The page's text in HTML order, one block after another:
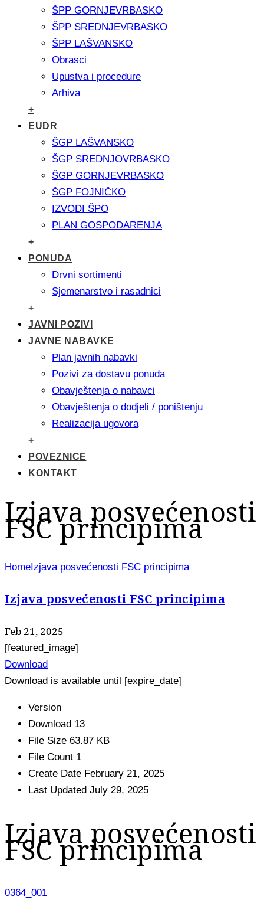
ŠPP GORNJEVRBASKO
ŠPP SREDNJEVRBASKO
ŠPP LAŠVANSKO
Obrasci
Upustva i procedure
Arhiva
+
EUDR
ŠGP LAŠVANSKO
ŠGP SREDNJOVRBASKO
ŠGP GORNJEVRBASKO
ŠGP FOJNIČKO
IZVODI ŠPO
PLAN GOSPODARENJA
+
PONUDA
Drvni sortimenti
Sjemenarstvo i rasadnici
+
JAVNI POZIVI
JAVNE NABAVKE
Plan javnih nabavki
Pozivi za dostavu ponuda
Obavještenja o nabavci
Obavještenja o dodjeli / poništenju
Realizacija ugovora
+
POVEZNICE
KONTAKT
Izjava posvećenosti
FSC principima
HomeIzjava posvećenosti FSC principima
Izjava posvećenosti FSC principima
Feb 21, 2025
[featured_image]
Download
Download is available until [expire_date]
Version
Download 13
File Size 63.87 KB
File Count 1
Create Date February 21, 2025
Last Updated July 29, 2025
Izjava posvećenosti
FSC principima
0364_001